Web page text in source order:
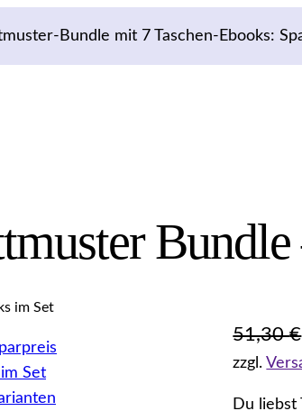
Bundle mit 7 Taschen-Ebooks:
im Set
51,30€
zzgl.
Du liebst